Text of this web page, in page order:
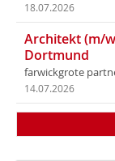
18.07.2026
Architekt (m/
Dortmund
farwickgrote
14.07.2026